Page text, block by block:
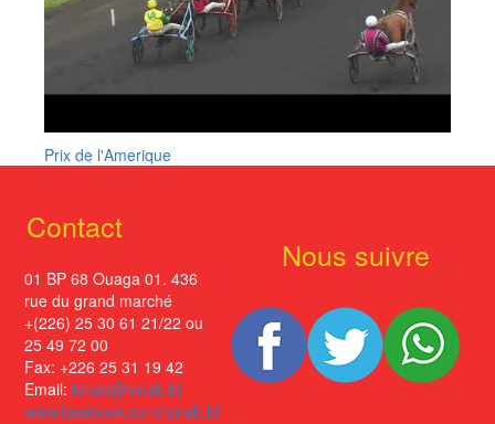
Prix de l'Amerique
Contact
01 BP 68 Ouaga 01. 436
rue du grand marché
+(226) 25 30 61 21/22 ou
25 49 72 00
Fax: +226 25 31 19 42
Email: lonab@lonab.bf
www.facebook.com/lonab.bf
Nous suivre